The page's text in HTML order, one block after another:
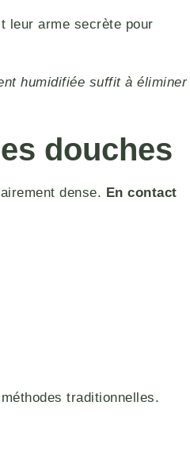
leur arme secrète pour
humidifiée suffit à éliminer
douches
dense. En contact
traditionnelles.